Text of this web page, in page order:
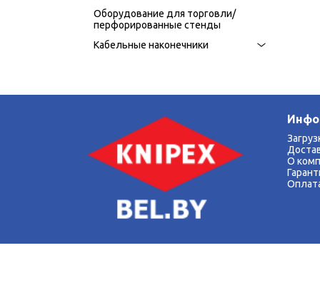
Оборудование для торговли/
перфорированные стенды
Кабельные наконечники
О